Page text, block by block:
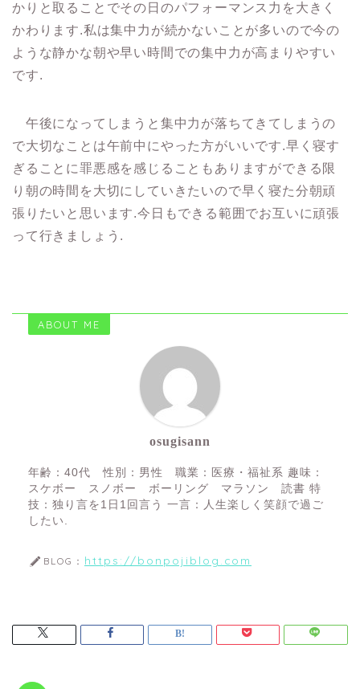
かりと取ることでその日のパフォーマンス力を大きく
かわります.私は集中力が続かないことが多いので今の
ような静かな朝や早い時間での集中力が高まりやすい
です.
午後になってしまうと集中力が落ちてきてしまうの
で大切なことは午前中にやった方がいいです.早く寝す
ぎることに罪悪感を感じることもありますができる限
り朝の時間を大切にしていきたいので早く寝た分朝頑
張りたいと思います.今日もできる範囲でお互いに頑張
って行きましょう.
ABOUT ME
osugisann
年齢：40代 性別：男性 職業：医療・福祉系 趣味：
スケボー スノボー ボーリング マラソン 読書 特
技：独り言を1日1回言う 一言：人生楽しく笑顔で過ご
したい.
BLOG： https://bonpojiblog.com